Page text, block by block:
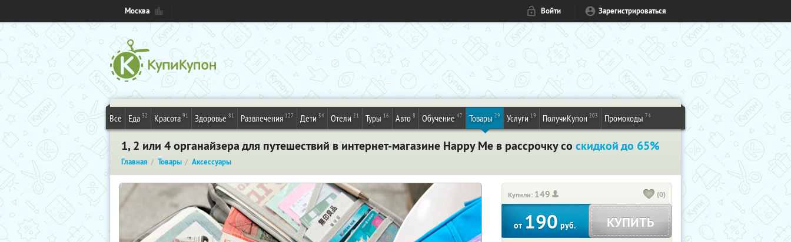
Москва Войти Зарегистрироваться
Все Еда 32 Красота 91 Здоровье 81 Развлечения 127 Дети 54 Отели 21 Туры 16 Авто 8 Обучение 47 Товары 29 Услуги 19 ПолучиКупон 203 Промокоды 74
1, 2 или 4 органайзера для путешествий в интернет-магазине Happy Me в рассрочку со скидкой до 65%
Главная Товары Аксессуары
Купили: 149 (0)
от190руб. КУПИТЬ